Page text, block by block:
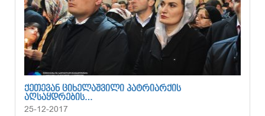
ᲥᲔᲗᲔᲕᲐᲜ ᲪᲘᲮᲔᲚᲐᲨᲕᲘᲚᲘ ᲞᲐᲢᲠᲘᲐᲠᲥᲘᲡ
ᲐᲦᲡᲐᲧᲓᲠᲔᲑᲘᲡ…
25-12-2017